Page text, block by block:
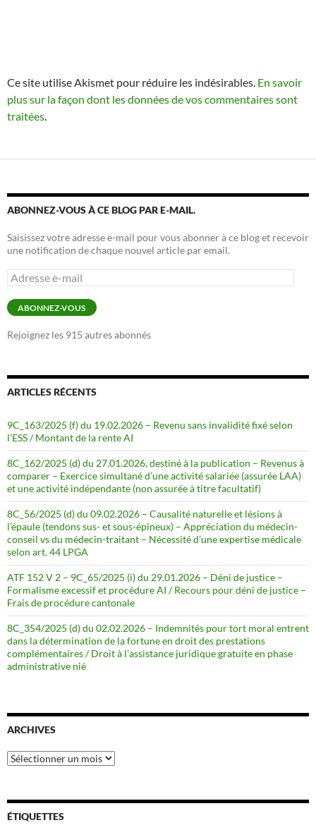
Ce site utilise Akismet pour réduire les indésirables. En savoir
plus sur la façon dont les données de vos commentaires sont
traitées.
ABONNEZ-VOUS À CE BLOG PAR E-MAIL.
Saisissez votre adresse e-mail pour vous abonner à ce blog et recevoir
une notification de chaque nouvel article par email.
Adresse
e-
mail
ABONNEZ-VOUS
Rejoignez les 915 autres abonnés
ARTICLES RÉCENTS
9C_163/2025 (f) du 19.02.2026 – Revenu sans invalidité fixé selon
l’ESS / Montant de la rente AI
8C_162/2025 (d) du 27.01.2026, destiné à la publication – Revenus à
comparer – Exercice simultané d’une activité salariée (assurée LAA)
et une activité indépendante (non assurée à titre facultatif)
8C_56/2025 (d) du 09.02.2026 – Causalité naturelle et lésions à
l’épaule (tendons sus- et sous-épineux) – Appréciation du médecin-
conseil vs du médecin-traitant – Nécessité d’une expertise médicale
selon art. 44 LPGA
ATF 152 V 2 – 9C_65/2025 (i) du 29.01.2026 – Déni de justice –
Formalisme excessif et procédure AI / Recours pour déni de justice –
Frais de procédure cantonale
8C_354/2025 (d) du 02.02.2026 – Indemnités pour tort moral entrent
dans la détermination de la fortune en droit des prestations
complémentaires / Droit à l’assistance juridique gratuite en phase
administrative nié
ARCHIVES
Archives
ÉTIQUETTES